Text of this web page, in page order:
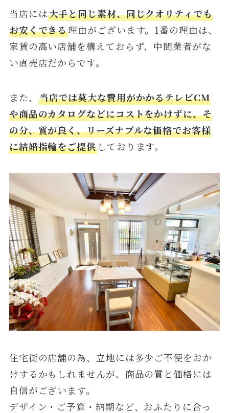
当店には大手と同じ素材、同じクオリティでも
お安くできる理由がございます。1番の理由は、
家賃の高い店舗を構えておらず、中間業者がな
い直売店だからです。
また、 当店では莫大な費用がかかるテレビCM
や商品のカタログなどにコストをかけずに、そ
の分、質が良く、リーズナブルな価格でお客様
に結婚指輪をご提供しております。
住宅街の店舗の為、立地には多少ご不便をおか
けするかもしれませんが、商品の質と価格には
自信がございます。
デザイン・ご予算・納期など、おふたりに合っ